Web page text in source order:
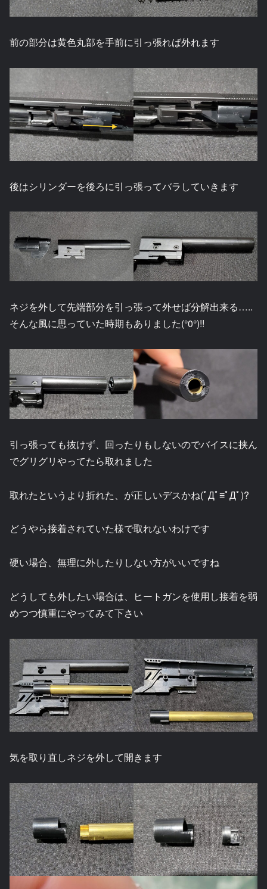
前の部分は黄色丸部を手前に引っ張れば外れます
後はシリンダーを後ろに引っ張ってバラしていきます
ネジを外して先端部分を引っ張って外せば分解出来る…..
そんな風に思っていた時期もありました(°0°)!!
引っ張っても抜けず、回ったりもしないのでバイスに挟ん
でグリグリやってたら取れました
取れたというより折れた、が正しいデスかね(ﾟДﾟ≡ﾟДﾟ)?
どうやら接着されていた様で取れないわけです
硬い場合、無理に外したりしない方がいいですね
どうしても外したい場合は、ヒートガンを使用し接着を弱
めつつ慎重にやってみて下さい
気を取り直しネジを外して開きます